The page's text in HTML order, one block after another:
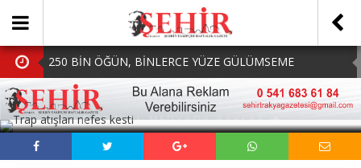
250 BİN ÖĞÜN, BİNLERCE YÜZE GÜLÜMSEME
BAŞKAN MÜGE YILDIZ TOPAK: ‘SOSYAL
BELEDİYECİLİKTE HİÇBİR HEMŞERİMİZİ YALNIZ
BIRAKMIYORUZ!’
MHP Çorlu İlçe Teşkilatında Yeni Dönem Başladı:
Mazbatalar Alındı
Dolu Vurdu, Büyükşehir Üreticiyi Yalnız Bırakmadı
SOSYAL MEDYADA PAYLAŞ